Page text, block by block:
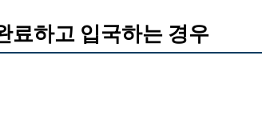
료하고 입국하는 경우